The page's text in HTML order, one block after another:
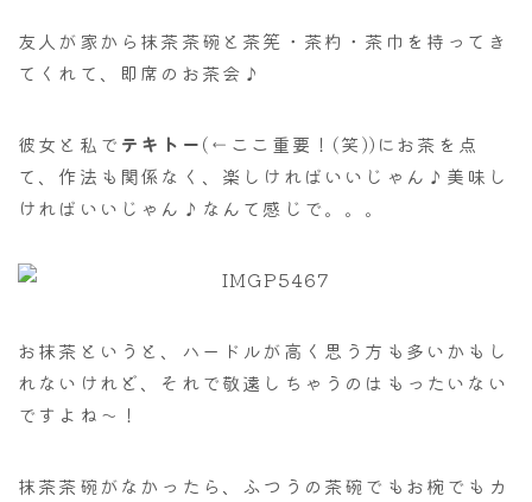
友人が家から抹茶茶碗と茶筅・茶杓・茶巾を持ってき
てくれて、即席のお茶会♪
彼女と私で テキトー(←ここ重要！(笑))にお茶を点
て、作法も関係なく、楽しければいいじゃん♪美味し
ければいいじゃん♪なんて感じで。。。
お抹茶というと、ハードルが高く思う方も多いかもし
れないけれど、それで敬遠しちゃうのはもったいない
ですよね～！
抹茶茶碗がなかったら、ふつうの茶碗でもお椀でもカ